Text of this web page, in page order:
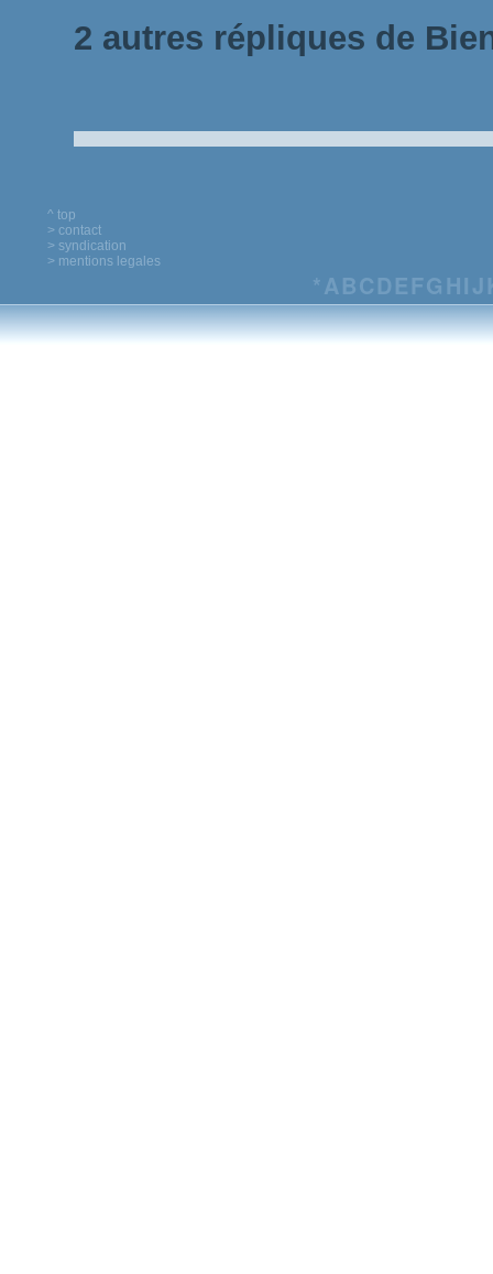
2 autres répliques de
^ top
> contact
> syndication
> mentions legales
*ABCDEFG HIJ